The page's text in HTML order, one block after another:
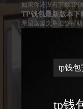
如果你还没有下载TP
TP钱包最新版本下
希望这篇文章能够帮
tp钱
tp钱